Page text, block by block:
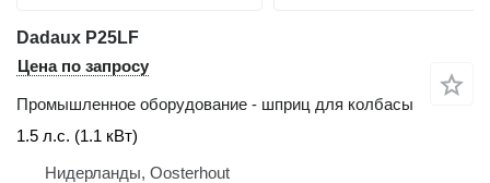
Dadaux P25LF
Цена по запросу
Промышленное оборудование - шприц для колбасы
1.5 л.с. (1.1 кВт)
Нидерланды, Oosterhout